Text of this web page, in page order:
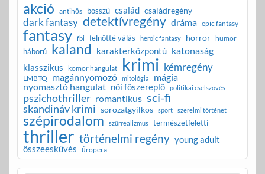
akció antihős bosszú család családregény
dark fantasy detektívregény dráma epic fantasy
fantasy fbi felnőtté válás heroic fantasy horror humor
háború kaland karakterközpontú katonaság
klasszikus komor hangulat krimi kémregény
LMBTQ magánnyomozó mitológia mágia
nyomasztó hangulat női főszereplő politikai cselszövés
pszichothriller romantikus sci-fi
skandináv krimi sorozatgyilkos sport szerelmi történet
szépirodalom szürrealizmus természetfeletti
thriller történelmi regény young adult
összeesküvés űropera